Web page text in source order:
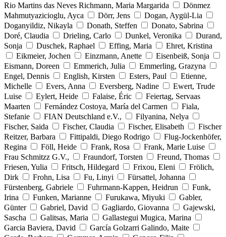
Rio Martins das Neves Richmann, Maria Margarida
Dönmez
Mahmutyazicioglu, Ayca
Dörr, Jens
Dogan, Aygül-Lia
Doganyildiz, Nikayla
Donath, Steffen
Donato, Sabrina
Doré, Claudia
Drieling, Carlo Dunkel, Veronika
Durand,
Sonja
Duschek, Raphael Effing, Maria
Ehret, Kristina
Eikmeier, Jochen
Einzmann, Anette
Eisenbeiß, Sonja
Eismann, Doreen
Emmerich, Julia
Emmerling, Grazyna
Engel, Dennis
English, Kirsten Esters, Paul
Etienne,
Michelle
Evers, Anna Eversberg, Nadine
Ewert, Trude
Luise
Eylert, Heide Falaise, Éric
Feiertag, Servaas
Maarten
Fernández Costoya, María del Carmen
Fiala,
Stefanie
FIAN Deutschland e.V.,
Filyanina, Nelya
Fischer, Saida
Fischer, Claudia Fischer, Elisabeth
Fischer
Reitzer, Barbara
Fittipaldi, Diego Rodrigo
Flug-Jockenhöfer,
Regina
Föll, Heide Frank, Rosa
Frank, Marie Luise
Frau Schmitzz G.V.,
Fraundorf, Torsten
Freund, Thomas
Friesen, Yulia
Fritsch, Hildegard Frixou, Eleni
Frölich,
Dirk
Frohn, Lisa Fu, Linyi
Fürsattel, Johanna
Fürstenberg, Gabriele
Fuhrmann-Kappen, Heidrun
Funk,
Irina
Funken, Marianne Furukawa, Miyuki
Gabler,
Günter
Gabriel, David Gagliardo, Giovanna
Gajewski,
Sascha
Galitsas, Maria
Gallastegui Mugica, Marina
Garcia Baviera, David
García Golzarri Galindo, Maite